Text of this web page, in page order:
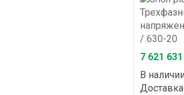
/ 630-20
7 621 631
В наличии